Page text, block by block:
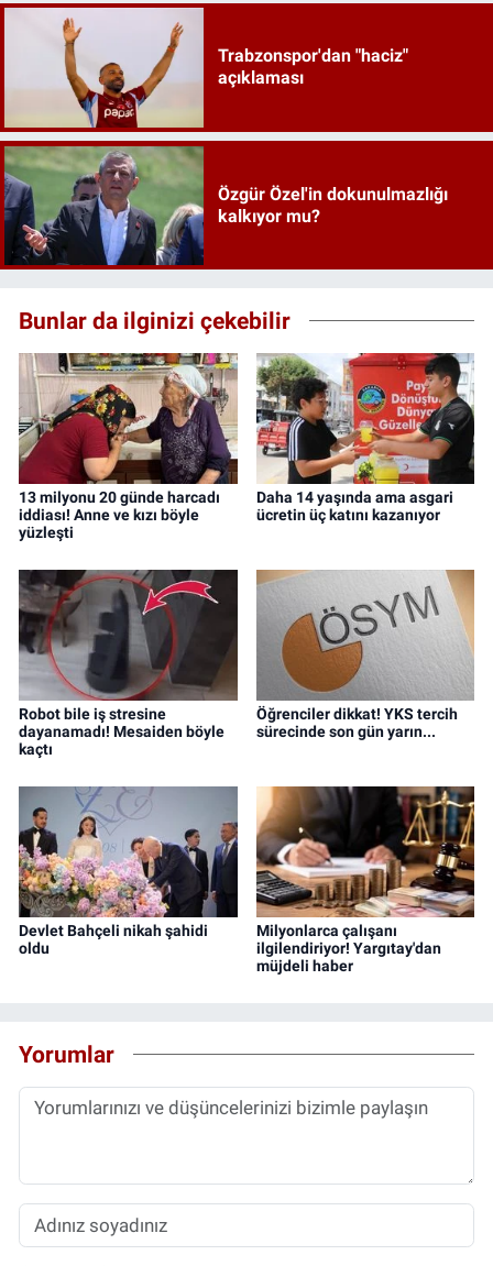
Trabzonspor'dan "haciz"
açıklaması
Özgür Özel'in dokunulmazlığı
kalkıyor mu?
Bunlar da ilginizi çekebilir
13 milyonu 20 günde harcadı
iddiası! Anne ve kızı böyle
yüzleşti
Daha 14 yaşında ama asgari
ücretin üç katını kazanıyor
Robot bile iş stresine
dayanamadı! Mesaiden böyle
kaçtı
Öğrenciler dikkat! YKS tercih
sürecinde son gün yarın...
Devlet Bahçeli nikah şahidi
oldu
Milyonlarca çalışanı
ilgilendiriyor! Yargıtay'dan
müjdeli haber
Yorumlar